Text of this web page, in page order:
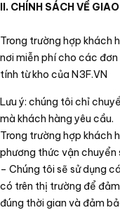
II. CHÍNH SÁCH VỀ
Trong trường hợp khách
nơi miễn phí cho các
tính từ kho của N3F.VN
Lưu ý: chúng tôi chỉ
mà khách hàng yêu cầu.
Trong trường hợp khách
phương thức vận chuyển
– Chúng tôi sẽ sử dụng
có trên thị trường để
đúng thời gian và đảm